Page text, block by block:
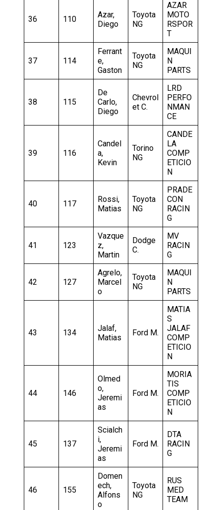
36 110
Azar,
Diego
Toyota
NG
AZAR
MOTO
RSPOR
T
37 114
Ferrant
e,
Gaston
Toyota
NG
MAQUI
N
PARTS
38 115
De
Carlo,
Diego
Chevrol
et C.
LRD
PERFO
NMAN
CE
39 116
Candel
a,
Kevin
Torino
NG
CANDE
LA
COMP
ETICIO
N
40 117
Rossi,
Matias
Toyota
NG
PRADE
CON
RACIN
G
41 123
Vazque
z,
Martin
Dodge
C.
MV
RACIN
G
42 127
Agrelo,
Marcel
o
Toyota
NG
MAQUI
N
PARTS
43 134
Jalaf,
Matias
Ford M.
MATIA
S
JALAF
COMP
ETICIO
N
44 146
Olmed
o,
Jeremi
as
Ford M.
MORIA
TIS
COMP
ETICIO
N
45 137
Scialch
i,
Jeremi
as
Ford M.
DTA
RACIN
G
46 155
Domen
ech,
Alfons
o
Toyota
NG
RUS
MED
TEAM